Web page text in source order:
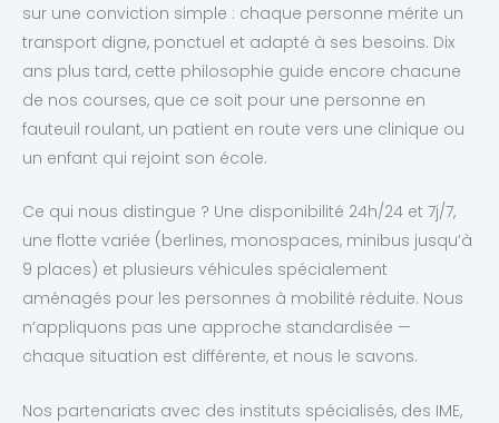
sur une conviction simple : chaque personne mérite un
transport digne, ponctuel et adapté à ses besoins. Dix
ans plus tard, cette philosophie guide encore chacune
de nos courses, que ce soit pour une personne en
fauteuil roulant, un patient en route vers une clinique ou
un enfant qui rejoint son école.
Ce qui nous distingue ? Une disponibilité 24h/24 et 7j/7,
une flotte variée (berlines, monospaces, minibus jusqu’à
9 places) et plusieurs véhicules spécialement
aménagés pour les personnes à mobilité réduite. Nous
n’appliquons pas une approche standardisée —
chaque situation est différente, et nous le savons.
Nos partenariats avec des instituts spécialisés, des IME,